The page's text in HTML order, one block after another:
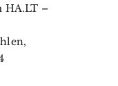
HA.LT –